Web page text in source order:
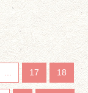
... 17 18